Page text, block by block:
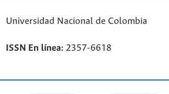
Universidad Nacional de Colombia
ISSN En línea: 2357-6618